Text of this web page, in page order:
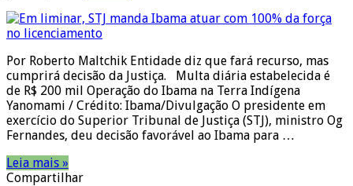
Por Roberto Maltchik Entidade diz que fará recurso, mas
cumprirá decisão da Justiça. Multa diária estabelecida é
de R$ 200 mil Operação do Ibama na Terra Indígena
Yanomami / Crédito: Ibama/Divulgação O presidente em
exercício do Superior Tribunal de Justiça (STJ), ministro Og
Fernandes, deu decisão favorável ao Ibama para …
Leia mais »
Compartilhar